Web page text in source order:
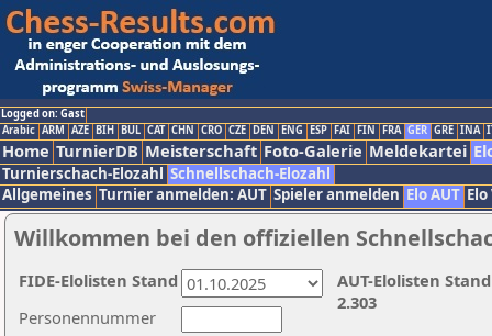
Logged on: Gast
Arabic ARM AZE BIH BUL CAT CHN CRO CZE DEN ENG ESP FAI FIN FRA GER GRE INA
Home TurnierDB Meisterschaft Foto-Galerie Meldekartei
Turnierschach-Elozahl Schnellschach-Elozahl
Allgemeines Turnier anmelden: AUT Spieler anmelden Elo AUT
Willkommen bei den offiziellen
Personennummer
AUT-Elolisten
2.303
FIDE-Elolisten Stand